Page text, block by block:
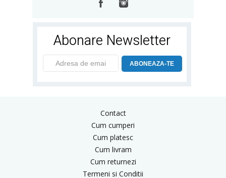
Abonare Newsletter
ABONEAZA-TE
Contact
Cum cumperi
Cum platesc
Cum livram
Cum returnezi
Termeni si Conditii